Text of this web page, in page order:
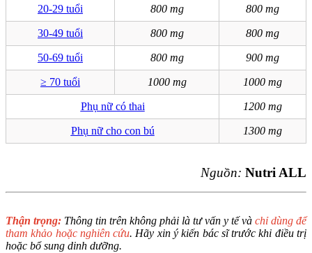
20-29 tuổi 800 mg 800 mg
30-49 tuổi 800 mg 800 mg
50-69 tuổi 800 mg 900 mg
≥ 70 tuổi 1000 mg 1000 mg
Phụ nữ có thai 1200 mg
Phụ nữ cho con bú 1300 mg
Nguồn: Nutri ALL
Thận trọng: Thông tin trên không phải là tư vấn y tế và chỉ dùng để
tham khảo hoặc nghiên cứu. Hãy xin ý kiến bác sĩ trước khi điều trị
hoặc bổ sung dinh dưỡng.